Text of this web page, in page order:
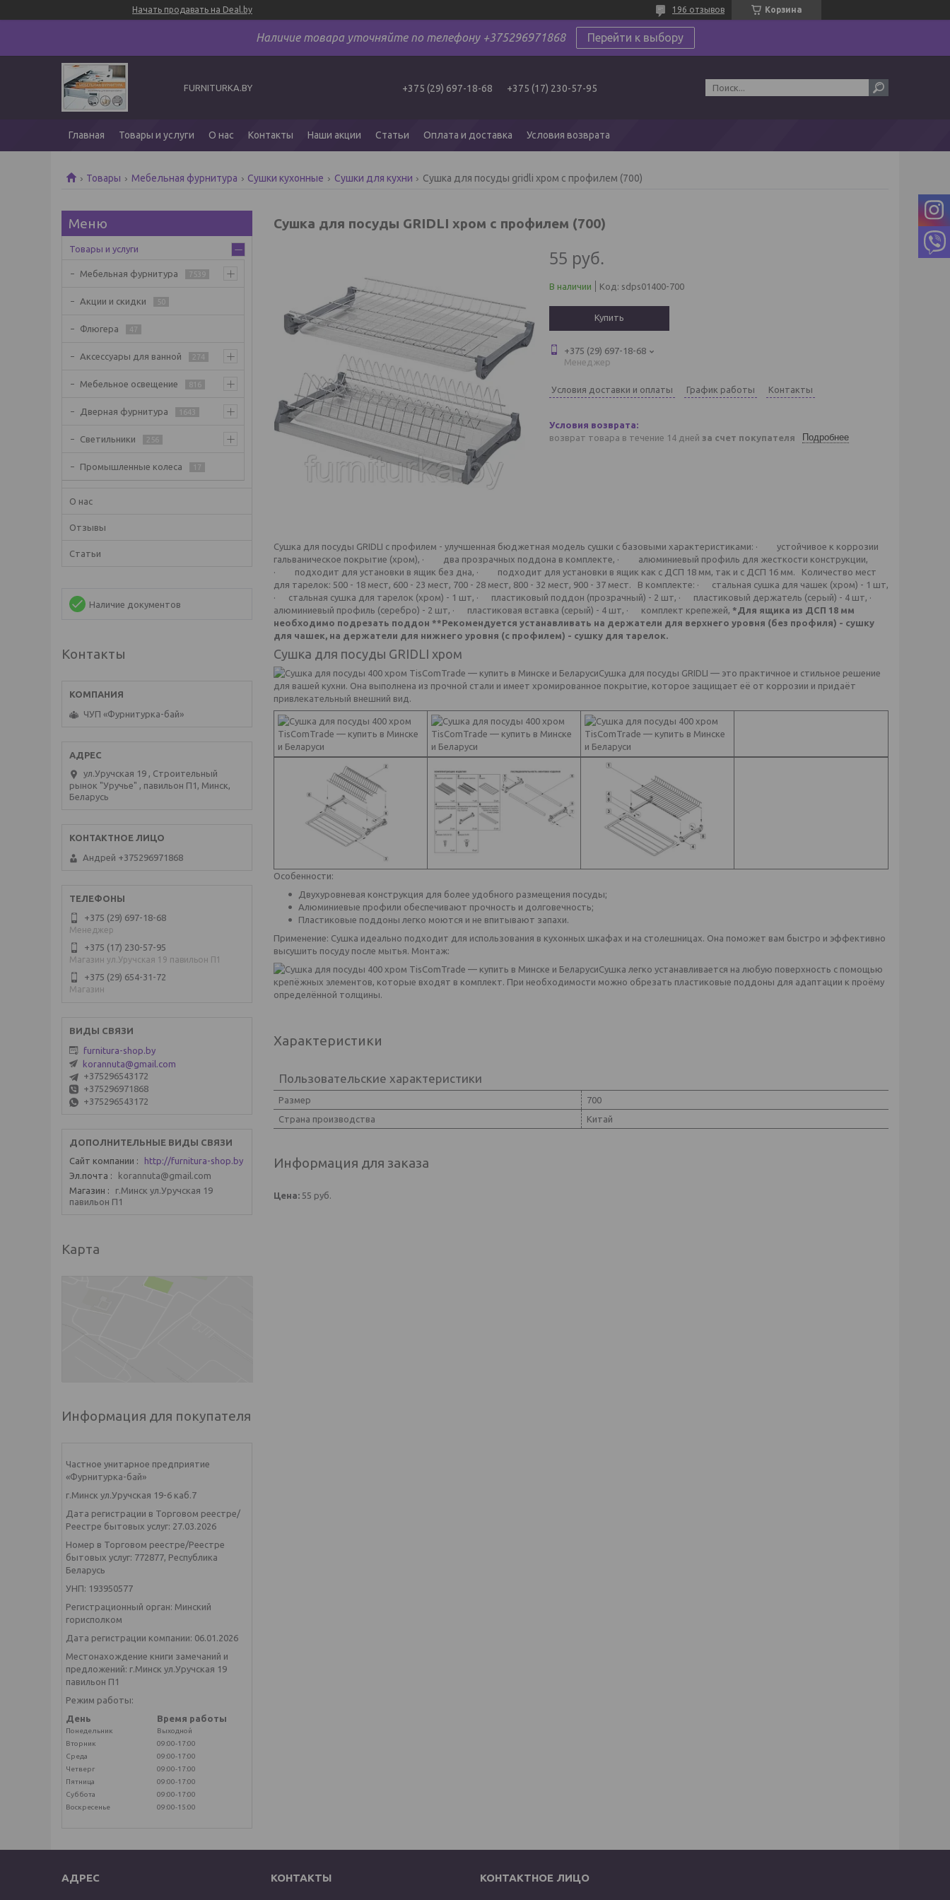
Начать продавать на Deal.by Корзина
196 отзывов
Наличие товара уточняйте по телефону +375296971868 Перейти к выбору
FURNITURKA.BY +375 (29) 697-18-68 +375 (17) 230-57-95
Главная Товары и услуги О нас Контакты Наши акции Статьи Оплата и доставка Условия возврата
Товары Мебельная фурнитура Сушки кухонные Сушки для кухни Сушка для посуды gridli хром с профилем (700)
Сушка для посуды GRIDLI хром с профилем (700)
55 руб.
В наличии Код: sdps01400-700
Купить
+375 (29) 697-18-68
Менеджер
Условия доставки и оплаты График работы Контакты
возврат товара в течение 14 дней за счет покупателя Подробнее
Сушка для посуды GRIDLI с профилем - улучшенная бюджетная модель сушки с базовыми характеристиками: · устойчивое к коррозии
гальваническое покрытие (хром), · два прозрачных поддона в комплекте, · алюминиевый профиль для жесткости конструкции,
· подходит для установки в ящик без дна, · подходит для установки в ящик как с ДСП 18 мм, так и с ДСП 16 мм. Количество мест
для тарелок: 500 - 18 мест, 600 - 23 мест, 700 - 28 мест, 800 - 32 мест, 900 - 37 мест. В комплекте: · стальная сушка для чашек (хром) - 1 шт,
· стальная сушка для тарелок (хром) - 1 шт, · пластиковый поддон (прозрачный) - 2 шт, · пластиковый держатель (серый) - 4 шт, ·
алюминиевый профиль (серебро) - 2 шт, · пластиковая вставка (серый) - 4 шт, · комплект крепежей, *Для ящика из ДСП 18 мм
необходимо подрезать поддон **Рекомендуется устанавливать на держатели для верхнего уровня (без профиля) - сушку
для чашек, на держатели для нижнего уровня (с профилем) - сушку для тарелок.
Сушка для посуды GRIDLI хром
Сушка для посуды GRIDLI — это практичное и стильное решение
для вашей кухни. Она выполнена из прочной стали и имеет хромированное покрытие, которое защищает её от коррозии и придаёт
привлекательный внешний вид.
Особенности:
Двухуровневая конструкция для более удобного размещения посуды;
Алюминиевые профили обеспечивают прочность и долговечность;
Пластиковые поддоны легко моются и не впитывают запахи.
Применение: Сушка идеально подходит для использования в кухонных шкафах и на столешницах. Она поможет вам быстро и эффективно
высушить посуду после мытья. Монтаж:
Сушка легко устанавливается на любую поверхность с помощью
крепёжных элементов, которые входят в комплект. При необходимости можно обрезать пластиковые поддоны для адаптации к проёму
определённой толщины.
Характеристики
Пользовательские характеристики
Размер
700
Страна производства
Китай
Информация для заказа
Цена: 55 руб.
Товары и услуги
Мебельная фурнитура 7539
Акции и скидки 50
Флюгера 47
Аксессуары для ванной 274
Мебельное освещение 816
Дверная фурнитура 1643
Светильники 256
Промышленные колеса 17
О нас
Отзывы
Статьи
Наличие документов
Контакты
ЧУП «Фурнитурка-бай»
ул.Уручская 19 , Строительный
рынок "Уручье" , павильон П1, Минск,
Беларусь
Андрей +375296971868
+375 (29) 697-18-68
Менеджер
+375 (17) 230-57-95
Магазин ул.Уручская 19 павильон П1
+375 (29) 654-31-72
Магазин
furnitura-shop.by
korannuta@gmail.com
+375296543172
+375296971868
+375296543172
Сайт компании
http://furnitura-shop.by
Эл.почта
korannuta@gmail.com
Магазин
г.Минск ул.Уручская 19
павильон П1
Карта
Информация для покупателя
Частное унитарное предприятие
«Фурнитурка-бай»
г.Минск ул.Уручская 19-6 каб.7
Дата регистрации в Торговом реестре/
Реестре бытовых услуг: 27.03.2026
Номер в Торговом реестре/Реестре
бытовых услуг: 772877, Республика
Беларусь
УНП: 193950577
Регистрационный орган: Минский
горисполком
Дата регистрации компании: 06.01.2026
Местонахождение книги замечаний и
предложений: г.Минск ул.Уручская 19
павильон П1
Режим работы:
День
Время работы
Понедельник
Выходной
Вторник
09:00-17:00
Среда
09:00-17:00
Четверг
09:00-17:00
Пятница
09:00-17:00
Суббота
09:00-17:00
Воскресенье
09:00-15:00